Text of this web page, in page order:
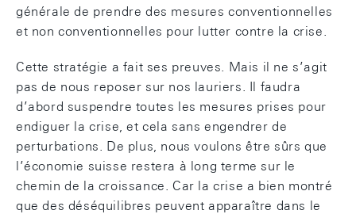
générale de prendre des mesures conventionnelles
et non conventionnelles pour lutter contre la crise.
Cette stratégie a fait ses preuves. Mais il ne s’agit
pas de nous reposer sur nos lauriers. Il faudra
d’abord suspendre toutes les mesures prises pour
endiguer la crise, et cela sans engendrer de
perturbations. De plus, nous voulons être sûrs que
l’économie suisse restera à long terme sur le
chemin de la croissance. Car la crise a bien montré
que des déséquilibres peuvent apparaître dans le